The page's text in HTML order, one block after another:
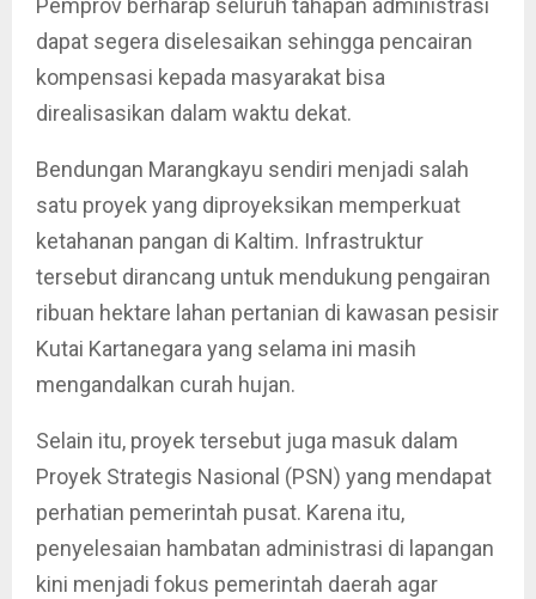
Pemprov berharap seluruh tahapan administrasi
dapat segera diselesaikan sehingga pencairan
kompensasi kepada masyarakat bisa
direalisasikan dalam waktu dekat.
Bendungan Marangkayu sendiri menjadi salah
satu proyek yang diproyeksikan memperkuat
ketahanan pangan di Kaltim. Infrastruktur
tersebut dirancang untuk mendukung pengairan
ribuan hektare lahan pertanian di kawasan pesisir
Kutai Kartanegara yang selama ini masih
mengandalkan curah hujan.
Selain itu, proyek tersebut juga masuk dalam
Proyek Strategis Nasional (PSN) yang mendapat
perhatian pemerintah pusat. Karena itu,
penyelesaian hambatan administrasi di lapangan
kini menjadi fokus pemerintah daerah agar